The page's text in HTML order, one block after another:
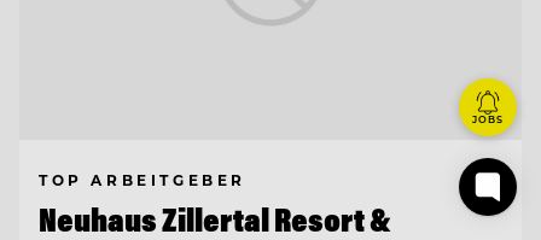
TOP ARBEITGEBER
Neuhaus Zillertal Resort &
JOBS